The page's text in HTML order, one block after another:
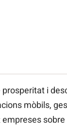
i
mòbils,